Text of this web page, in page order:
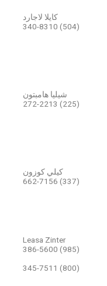
كايلا لاجارد
(504) 340-8310
شيليا هامبتون
(225) 272-2213
كيلي كوزون
(337) 662-7156
Leasa Zinter
(985) 386-5600
(800) 345-7511